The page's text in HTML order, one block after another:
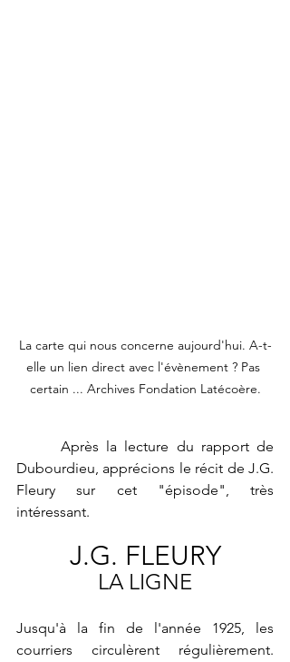
La carte qui nous concerne aujourd'hui. A-t-
elle un lien direct avec l'évènement ? Pas
certain ... Archives Fondation Latécoère.
Après la lecture du rapport de
Dubourdieu, apprécions le récit de J.G.
Fleury sur cet "épisode", très
intéressant.
J.G. FLEURY
LA LIGNE
Jusqu'à la fin de l'année 1925, les
courriers circulèrent régulièrement.